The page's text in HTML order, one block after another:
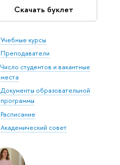
Скачать буклет
Учебные курсы
Преподаватели
Число студентов и вакантные
места
Документы образовательной
программы
Расписание
Академический совет